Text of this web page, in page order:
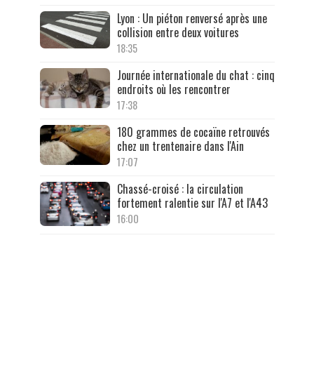
Lyon : Un piéton renversé après une
collision entre deux voitures
18:35
Journée internationale du chat : cinq
endroits où les rencontrer
17:38
180 grammes de cocaïne retrouvés
chez un trentenaire dans l'Ain
17:07
Chassé-croisé : la circulation
fortement ralentie sur l'A7 et l'A43
16:00